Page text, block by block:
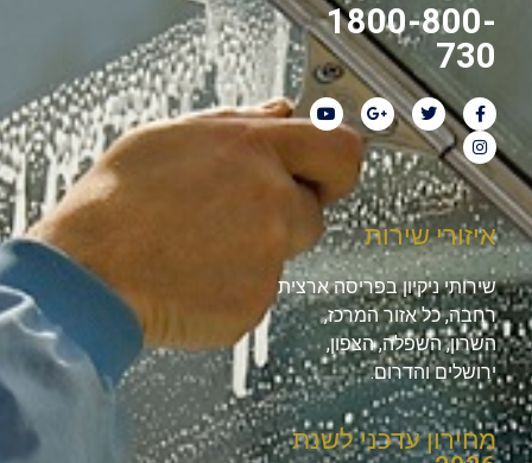
1800-800-
730
איזורי שירות
שירותי ניקיון בפריסה ארצית
רחבה, כל אזור המרכז,
השרון, השפלה, הצפון,
ירושלים והדרום.
מחירון עדכני לשנת